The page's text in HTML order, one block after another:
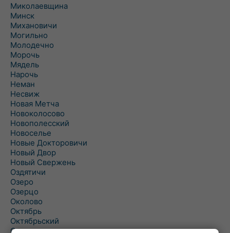
Миколаевщина
Минск
Михановичи
Могильно
Молодечно
Морочь
Мядель
Нарочь
Неман
Несвиж
Новая Метча
Новоколосово
Новополесский
Новоселье
Новые Докторовичи
Новый Двор
Новый Свержень
Оздятичи
Озеро
Озерцо
Околово
Октябрь
Октябрьский
Олехновичи